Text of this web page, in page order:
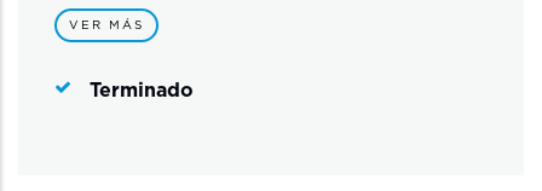
VER MÁS
Terminado